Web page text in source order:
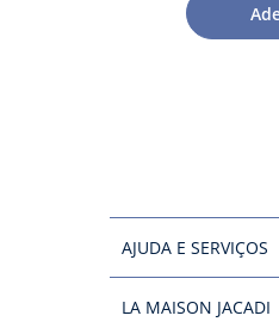
AJUDA E SERVIÇOS
LA MAISON JACADI